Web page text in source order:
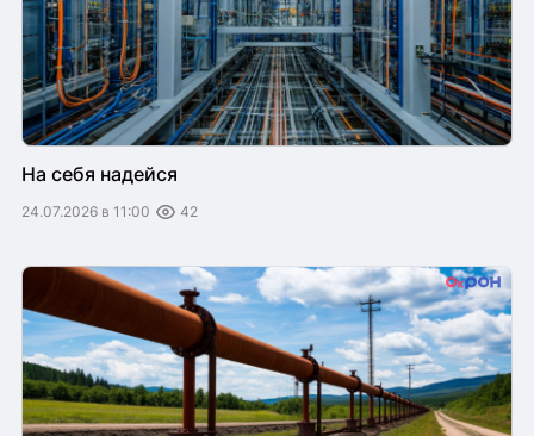
На себя надейся
24.07.2026 в 11:00 42